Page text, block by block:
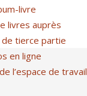
livre
livres auprès
de tierce partie
en ligne
l’espace de travail